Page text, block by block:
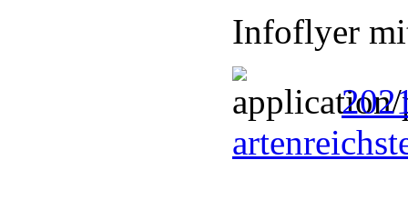
Infoflyer